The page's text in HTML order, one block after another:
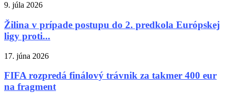
9. júla 2026
Žilina v prípade postupu do 2. predkola Európskej
ligy proti...
17. júna 2026
FIFA rozpredá finálový trávnik za takmer 400 eur
na fragment